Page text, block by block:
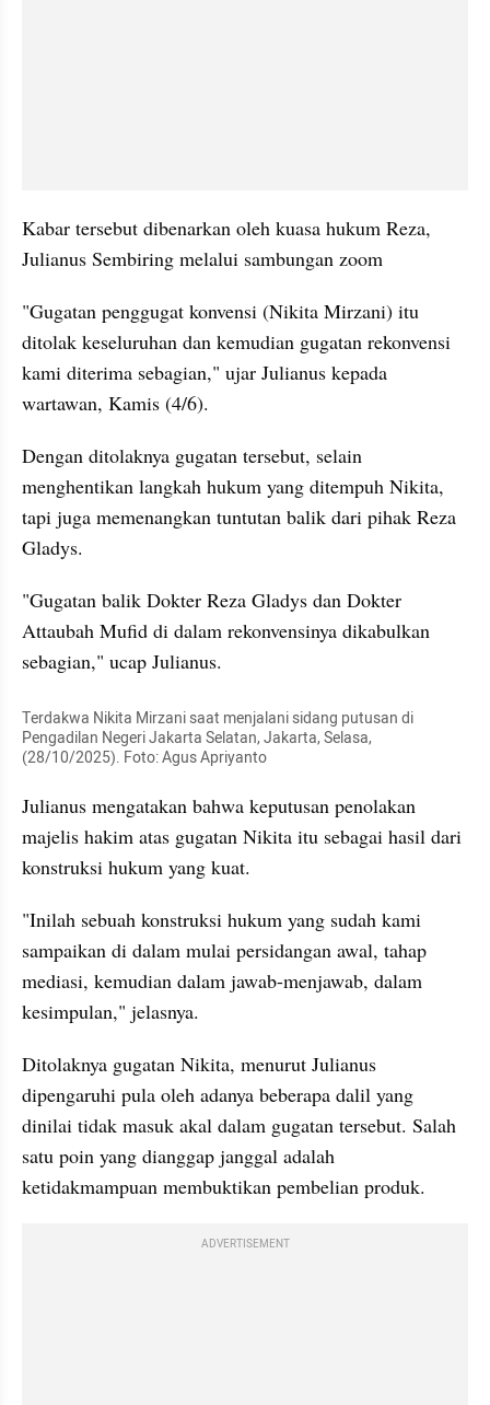
Kabar tersebut dibenarkan oleh kuasa hukum Reza,
Julianus Sembiring melalui sambungan zoom
"Gugatan penggugat konvensi (Nikita Mirzani) itu
ditolak keseluruhan dan kemudian gugatan rekonvensi
kami diterima sebagian," ujar Julianus kepada
wartawan, Kamis (4/6).
Dengan ditolaknya gugatan tersebut, selain
menghentikan langkah hukum yang ditempuh Nikita,
tapi juga memenangkan tuntutan balik dari pihak Reza
Gladys.
"Gugatan balik Dokter Reza Gladys dan Dokter
Attaubah Mufid di dalam rekonvensinya dikabulkan
sebagian," ucap Julianus.
Terdakwa Nikita Mirzani saat menjalani sidang putusan di
Pengadilan Negeri Jakarta Selatan, Jakarta, Selasa,
(28/10/2025). Foto: Agus Apriyanto
Julianus mengatakan bahwa keputusan penolakan
majelis hakim atas gugatan Nikita itu sebagai hasil dari
konstruksi hukum yang kuat.
"Inilah sebuah konstruksi hukum yang sudah kami
sampaikan di dalam mulai persidangan awal, tahap
mediasi, kemudian dalam jawab-menjawab, dalam
kesimpulan," jelasnya.
Ditolaknya gugatan Nikita, menurut Julianus
dipengaruhi pula oleh adanya beberapa dalil yang
dinilai tidak masuk akal dalam gugatan tersebut. Salah
satu poin yang dianggap janggal adalah
ketidakmampuan membuktikan pembelian produk.
ADVERTISEMENT